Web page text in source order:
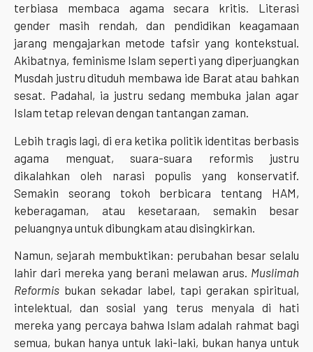
terbiasa membaca agama secara kritis. Literasi
gender masih rendah, dan pendidikan keagamaan
jarang mengajarkan metode tafsir yang kontekstual.
Akibatnya, feminisme Islam seperti yang diperjuangkan
Musdah justru dituduh membawa ide Barat atau bahkan
sesat. Padahal, ia justru sedang membuka jalan agar
Islam tetap relevan dengan tantangan zaman.
Lebih tragis lagi, di era ketika politik identitas berbasis
agama menguat, suara-suara reformis justru
dikalahkan oleh narasi populis yang konservatif.
Semakin seorang tokoh berbicara tentang HAM,
keberagaman, atau kesetaraan, semakin besar
peluangnya untuk dibungkam atau disingkirkan.
Namun, sejarah membuktikan: perubahan besar selalu
lahir dari mereka yang berani melawan arus. Muslimah
Reformis bukan sekadar label, tapi gerakan spiritual,
intelektual, dan sosial yang terus menyala di hati
mereka yang percaya bahwa Islam adalah rahmat bagi
semua, bukan hanya untuk laki-laki, bukan hanya untuk